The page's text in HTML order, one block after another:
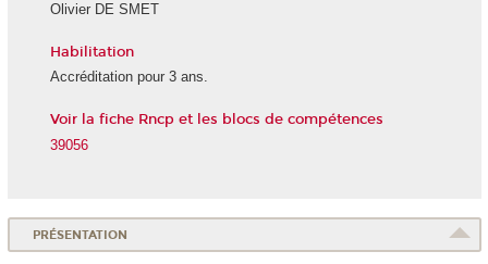
Olivier DE SMET
Habilitation
Accréditation pour 3 ans.
Voir la fiche Rncp et les blocs de compétences
39056
PRÉSENTATION